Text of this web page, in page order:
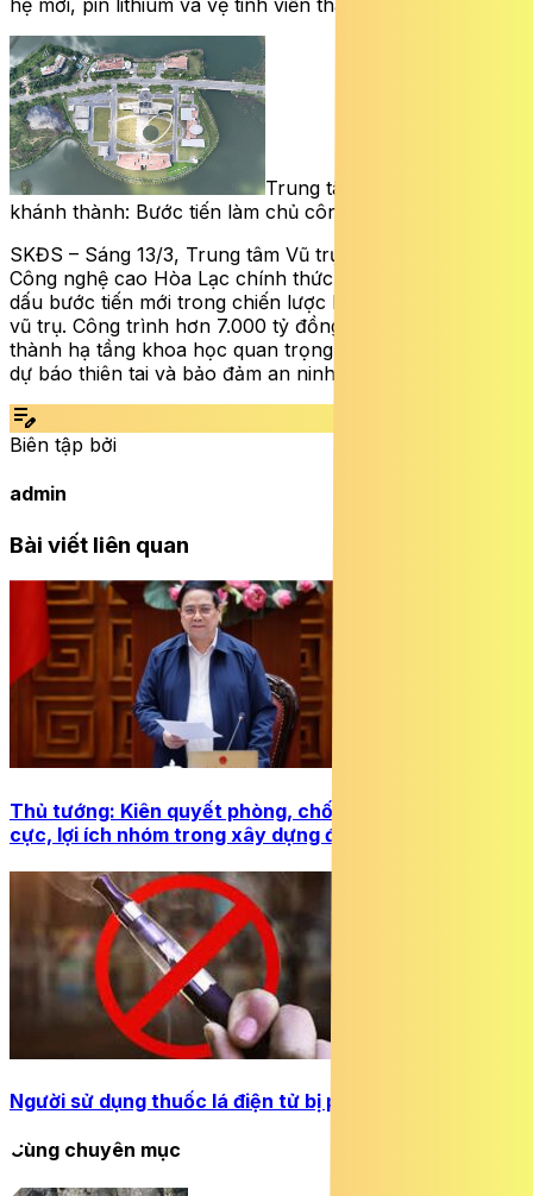
Trung tâm Vũ trụ Việt Nam
khánh thành: Bước tiến làm chủ công nghệ không gian
SKĐS – Sáng 13/3, Trung tâm Vũ trụ Việt Nam tại Khu
Công nghệ cao Hòa Lạc chính thức khánh thành, đánh
dấu bước tiến mới trong chiến lược làm chủ công nghệ
vũ trụ. Công trình hơn 7.000 tỷ đồng được kỳ vọng trở
thành hạ tầng khoa học quan trọng phục vụ kinh tế số,
dự báo thiên tai và bảo đảm an ninh quốc gia.
edit_note
Biên tập bởi
admin
Bài viết liên quan
Thủ tướng: Kiên quyết phòng, chống tham nhũng, tiêu
cực, lợi ích nhóm trong xây dựng đường sắt
Người sử dụng thuốc lá điện tử bị phạt tới 5 triệu đồng
Cùng chuyên mục